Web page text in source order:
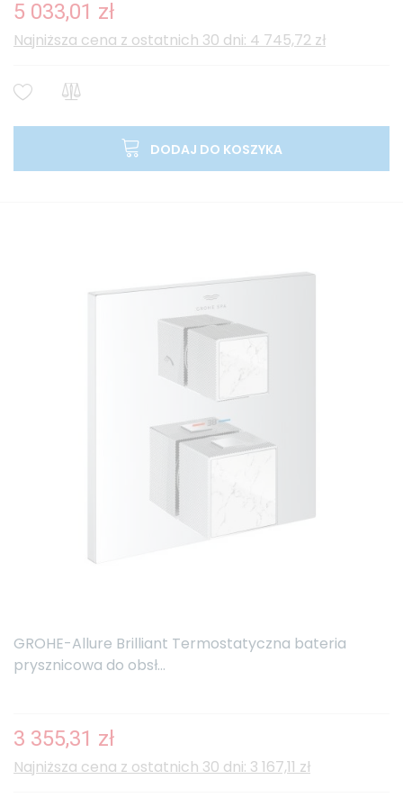
5 033,01 zł
Najniższa cena z ostatnich 30 dni: 4 745,72 zł
DODAJ DO KOSZYKA
GROHE-Allure Brilliant Termostatyczna bateria
prysznicowa do obsł...
3 355,31 zł
Najniższa cena z ostatnich 30 dni: 3 167,11 zł